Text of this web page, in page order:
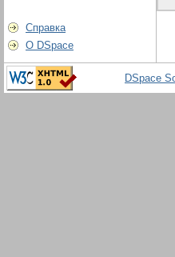
Справка
О DSpace
DSpace